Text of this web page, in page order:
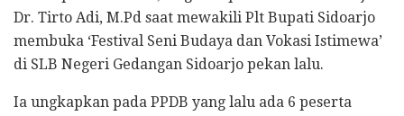
Dr. Tirto Adi, M.Pd saat mewakili Plt Bupati Sidoarjo
membuka ‘Festival Seni Budaya dan Vokasi Istimewa’
di SLB Negeri Gedangan Sidoarjo pekan lalu.
Ia ungkapkan pada PPDB yang lalu ada 6 peserta